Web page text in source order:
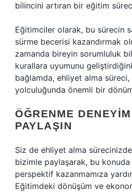
bilincini artıran bir eğitim
Eğitimciler olarak, bu sürecin
sürme becerisi kazandırmak
zamanda bireyin sorumluluk
kurallara uyumunu geliştirdiğini
bağlamda, ehliyet alma
yolculuğunda önemli bir
ÖĞRENME
PAYLAŞIN
Siz de ehliyet alma
bizimle paylaşarak, bu
perspektif kazanmamıza
Eğitimdeki dönüşüm ve